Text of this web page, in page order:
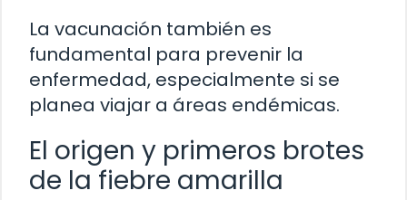
La vacunación también es
fundamental para prevenir la
enfermedad, especialmente si se
planea viajar a áreas endémicas.
El origen y primeros brotes
de la fiebre amarilla